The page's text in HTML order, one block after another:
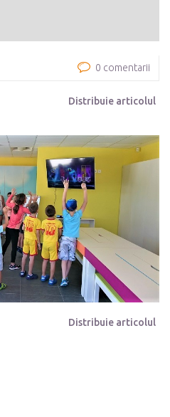
0 comentarii
Distribuie articolul
Distribuie articolul